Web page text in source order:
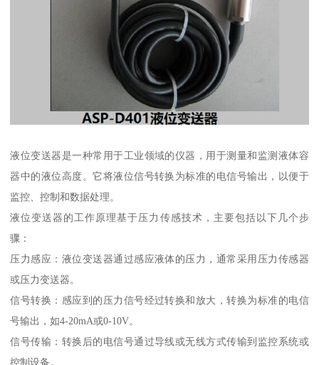
液位变送器是一种常用于工业领域的仪器，用于测量和监测液体容
器中的液位高度。它将液位信号转换为标准的电信号输出，以便于
监控、控制和数据处理。
液位变送器的工作原理基于压力传感技术，主要包括以下几个步
骤：
压力感应：液位变送器通过感应液体的压力，通常采用压力传感器
或压力变送器。
信号转换：感应到的压力信号经过转换和放大，转换为标准的电信
号输出，如4-20mA或0-10V。
信号传输：转换后的电信号通过导线或无线方式传输到监控系统或
控制设备。